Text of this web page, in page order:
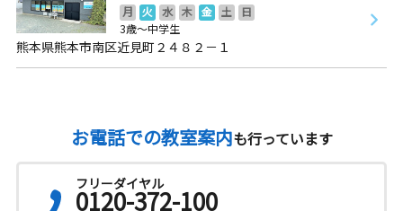
月 火 水 木 金 土
日
3歳～中学生
熊本県熊本市南区近見町２４８２－１
お電話での教室案内も行っています
フリーダイヤル
0120-372-100